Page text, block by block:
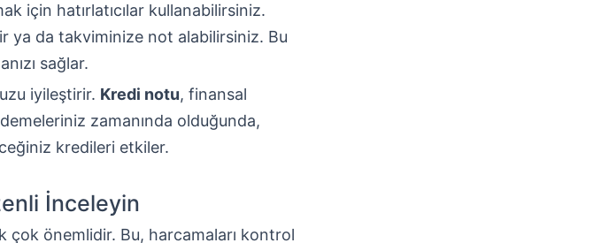
için hatırlatıcılar kullanabilirsiniz.
ya da takviminize not alabilirsiniz. Bu
sağlar.
iyileştirir. Kredi notu, finansal
zamanında olduğunda,
kredileri etkiler.
İnceleyin
çok önemlidir. Bu, harcamaları kontrol